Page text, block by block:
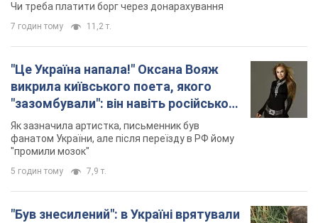
Чи треба платити борг через донарахування
7 годин тому 11,2 т.
"Це Україна напала!" Оксана Вояж
викрила київського поета, якого
"зазомбували": він навіть російської
не знав, а тепер хоче геноциду
українців
Як зазначила артистка, письменник був
фанатом України, але після переїзду в РФ йому
"промили мозок"
5 годин тому 7,9 т.
"Був знесилений": в Україні врятували